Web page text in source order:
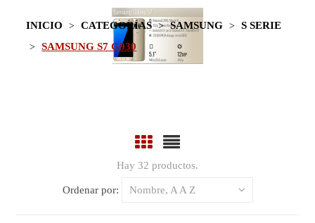
INICIO CATEGORÍAS SAMSUNG
S SERIE
SAMSUNG S7 G930
Hay 32 productos.
Ordenar por: Nombre, A A Z